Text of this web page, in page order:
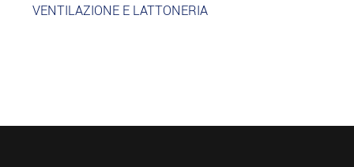
VENTILAZIONE E LATTONERIA